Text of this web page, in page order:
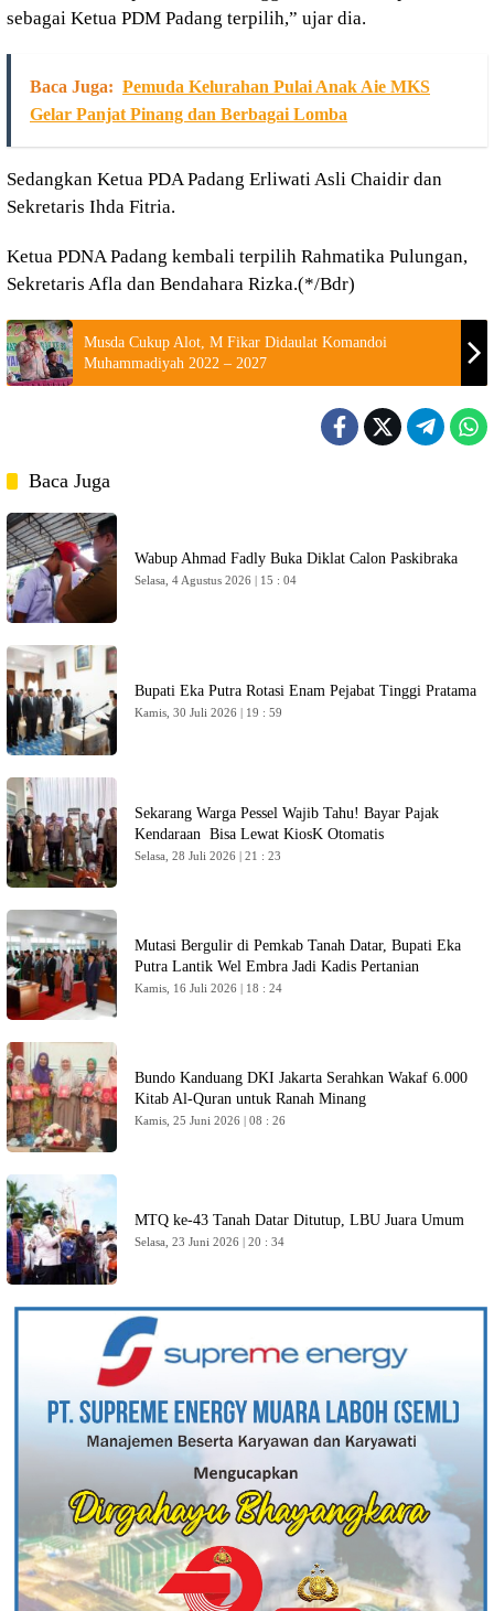
sebagai Ketua PDM Padang terpilih,” ujar dia.
Baca Juga: Pemuda Kelurahan Pulai Anak Aie MKS
Gelar Panjat Pinang dan Berbagai Lomba
Sedangkan Ketua PDA Padang Erliwati Asli Chaidir dan
Sekretaris Ihda Fitria.
Ketua PDNA Padang kembali terpilih Rahmatika Pulungan,
Sekretaris Afla dan Bendahara Rizka.(*/Bdr)
Musda Cukup Alot, M Fikar Didaulat Komandoi
Muhammadiyah 2022 – 2027
Baca Juga
Wabup Ahmad Fadly Buka Diklat Calon Paskibraka
Selasa, 4 Agustus 2026 | 15 : 04
Bupati Eka Putra Rotasi Enam Pejabat Tinggi Pratama
Kamis, 30 Juli 2026 | 19 : 59
Sekarang Warga Pessel Wajib Tahu! Bayar Pajak
Kendaraan Bisa Lewat KiosK Otomatis
Selasa, 28 Juli 2026 | 21 : 23
Mutasi Bergulir di Pemkab Tanah Datar, Bupati Eka
Putra Lantik Wel Embra Jadi Kadis Pertanian
Kamis, 16 Juli 2026 | 18 : 24
Bundo Kanduang DKI Jakarta Serahkan Wakaf 6.000
Kitab Al-Quran untuk Ranah Minang
Kamis, 25 Juni 2026 | 08 : 26
MTQ ke-43 Tanah Datar Ditutup, LBU Juara Umum
Selasa, 23 Juni 2026 | 20 : 34